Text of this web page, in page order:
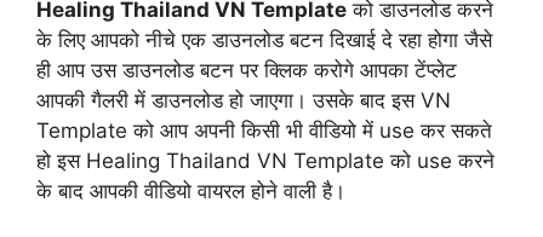
Healing Thailand VN Template को डाउनलोड करने
के लिए आपको नीचे एक डाउनलोड बटन दिखाई दे रहा होगा जैसे
ही आप उस डाउनलोड बटन पर क्लिक करोगे आपका टेंप्लेट
आपकी गैलरी में डाउनलोड हो जाएगा। उसके बाद इस VN
Template को आप अपनी किसी भी वीडियो में use कर सकते
हो इस Healing Thailand VN Template को use करने
के बाद आपकी वीडियो वायरल होने वाली है।